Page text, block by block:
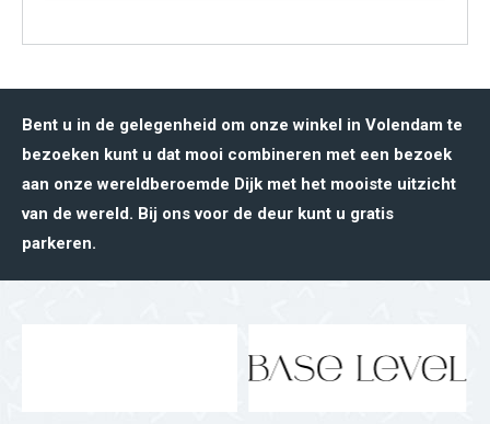
Bent u in de gelegenheid om onze winkel in Volendam te
bezoeken kunt u dat mooi combineren met een bezoek
aan onze wereldberoemde Dijk met het mooiste uitzicht
van de wereld. Bij ons voor de deur kunt u gratis
parkeren.